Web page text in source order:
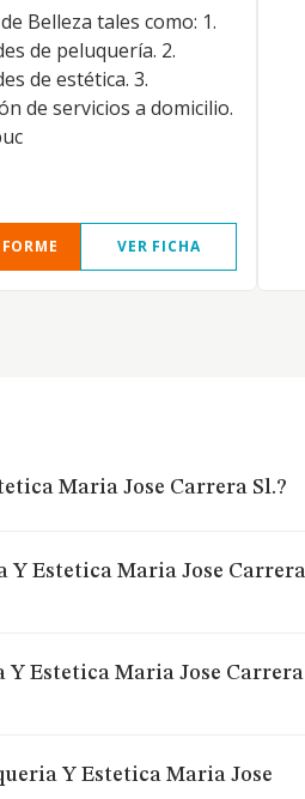
Belleza tales como: 1.
de peluquería. 2.
de estética. 3.
de servicios a domicilio.
VER FICHA
Maria Jose Carrera Sl.?
Y Estetica Maria Jose Carrera
Estetica Maria Jose Carrera
Y Estetica Maria Jose